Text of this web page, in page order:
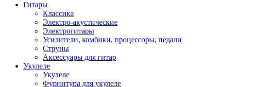
Гитары
Классика
Электро-акустические
Электрогитары
Усилители, комбики, процессоры, педали
Струны
Аксессуары для гитар
Укулеле
Укулеле
Фурнитура для укулеле